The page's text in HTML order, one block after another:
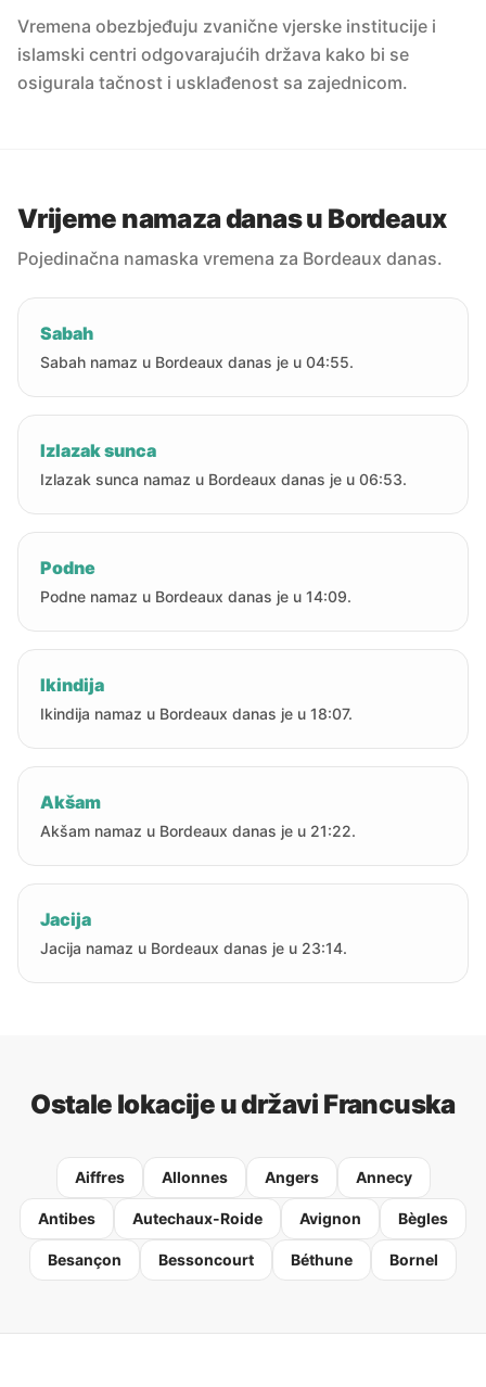
Vremena obezbjeđuju zvanične vjerske institucije i
islamski centri odgovarajućih država kako bi se
osigurala tačnost i usklađenost sa zajednicom.
Vrijeme namaza danas u Bordeaux
Pojedinačna namaska vremena za Bordeaux danas.
Sabah
Sabah namaz u Bordeaux danas je u 04:55.
Izlazak sunca
Izlazak sunca namaz u Bordeaux danas je u 06:53.
Podne
Podne namaz u Bordeaux danas je u 14:09.
Ikindija
Ikindija namaz u Bordeaux danas je u 18:07.
Akšam
Akšam namaz u Bordeaux danas je u 21:22.
Jacija
Jacija namaz u Bordeaux danas je u 23:14.
Ostale lokacije u državi Francuska
Aiffres Allonnes Angers Annecy
Antibes Autechaux-Roide Avignon Bègles
Besançon Bessoncourt Béthune Bornel